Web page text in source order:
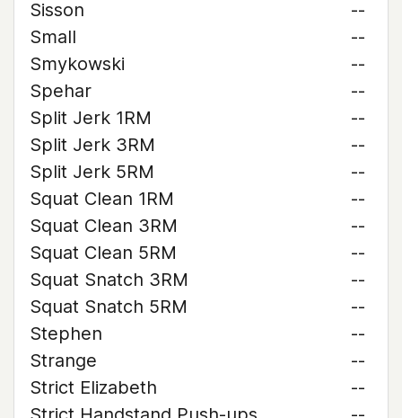
Sisson
--
Small
--
Smykowski
--
Spehar
--
Split Jerk 1RM
--
Split Jerk 3RM
--
Split Jerk 5RM
--
Squat Clean 1RM
--
Squat Clean 3RM
--
Squat Clean 5RM
--
Squat Snatch 3RM
--
Squat Snatch 5RM
--
Stephen
--
Strange
--
Strict Elizabeth
--